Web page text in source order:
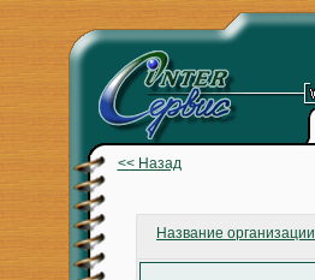
<< Назад
Название организации